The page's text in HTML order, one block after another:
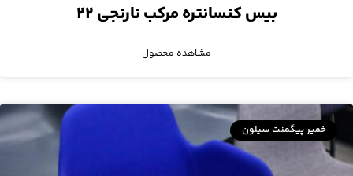
بیس کنسانتره مرکب نارنجی ۲۲
مشاهده محصول
خمیر پیگمنت سیلون